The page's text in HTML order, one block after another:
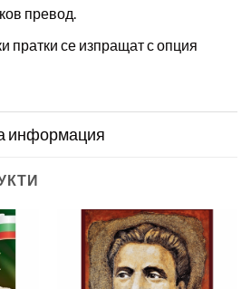
превод.
пратки се изпращат с опция
информация